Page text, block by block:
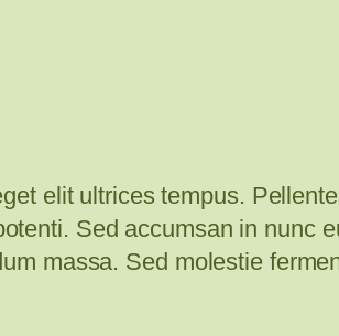
elit ultrices tempus.
Sed accumsan in nunc
massa. Sed molestie